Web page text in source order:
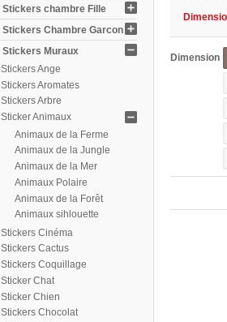
Stickers chambre Fille
Stickers Chambre Garcon
Stickers Muraux
Stickers Ange
Stickers Aromates
Stickers Arbre
Sticker Animaux
Animaux de la Ferme
Animaux de la Jungle
Animaux de la Mer
Animaux Polaire
Animaux de la Forêt
Animaux sihlouette
Stickers Cinéma
Stickers Cactus
Stickers Coquillage
Sticker Chat
Sticker Chien
Stickers Chocolat
Dimension